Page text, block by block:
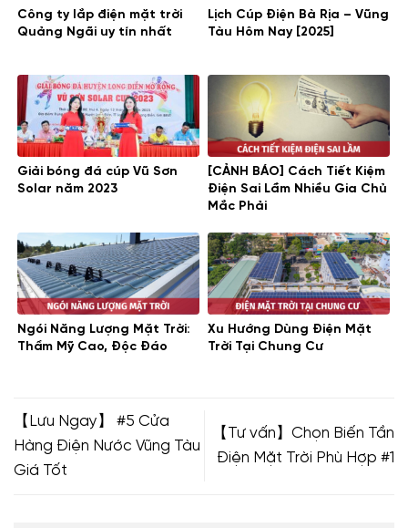
Công ty lắp điện mặt trời
Quảng Ngãi uy tín nhất
Lịch Cúp Điện Bà Rịa – Vũng
Tàu Hôm Nay [2025]
Giải bóng đá cúp Vũ Sơn
Solar năm 2023
[CẢNH BÁO] Cách Tiết Kiệm
Điện Sai Lầm Nhiều Gia Chủ
Mắc Phải
Ngói Năng Lượng Mặt Trời:
Thẩm Mỹ Cao, Độc Đáo
Xu Hướng Dùng Điện Mặt
Trời Tại Chung Cư
【Lưu Ngay】 #5 Cửa
Hàng Điện Nước Vũng Tàu
Giá Tốt
【Tư vấn】Chọn Biến Tần
Điện Mặt Trời Phù Hợp #1